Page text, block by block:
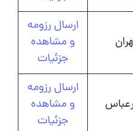
ارسال رزومه
و مشاهده
جزئیات
ارسال رزومه
و مشاهده
جزئیات